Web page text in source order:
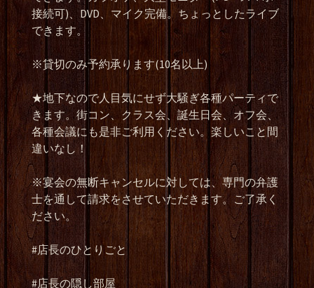
接続可)、DVD、マイク完備。ちょっとしたライブ
できます。
※貸切のみ予約承ります(10名以上)
★地下なので人目気にせず大騒ぎ各種パーティで
きます。街コン、クラス会、誕生日会、オフ会、
各種会議にも是非ご利用ください。楽しいこと間
違いなし！
※宴会の無断キャンセルに対しては、専門の弁護
士を通して請求をさせていただきます。ご了承く
ださい。
#店長のひとりごと
#店長の隠し部屋